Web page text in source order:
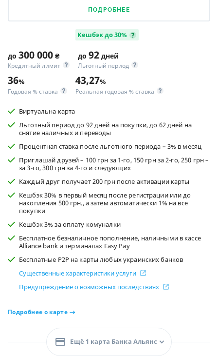
ПОДРОБНЕЕ
Кешбэк до 30%
до 300 000 ₴
Кредитный лимит
до 92 дней
Льготный период
36%
Годовая % ставка
43,27%
Реальная годовая % ставка
Виртуальна карта
Льготный период до 92 дней на покупки, до 62 дней на
снятие наличных и переводы
Процентная ставка после льготного периода – 3% в месяц
Приглашай друзей – 100 грн за 1-го, 150 грн за 2-го, 250 грн –
за 3-го, 300 грн за 4-го и следующих
Каждый друг получает 200 грн после активации карты
Кешбэк 30% в первый месяц после регистрации или до
накопления 500 грн., а затем автоматически 1% на все
покупки
Кешбэк 3% за оплату комуналки
Бесплатное безналичное пополнение, наличными в кассе
Alliance bank и терминалах Easy Pay
Бесплатные P2P на карты любых украинских банков
Существенные характеристики услуги
Предупреждение о возможных последствиях
Подробнее о карте
Ещё 1 карта Банка Альянс